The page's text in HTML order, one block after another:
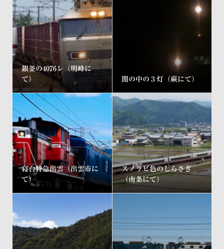
銀釜の4076レ（明峰に
て）
闇の中の３灯（蕨にて）
寝台特急出雲（出雲市に
て）
スノラビ色のしらさぎ
（南条にて）